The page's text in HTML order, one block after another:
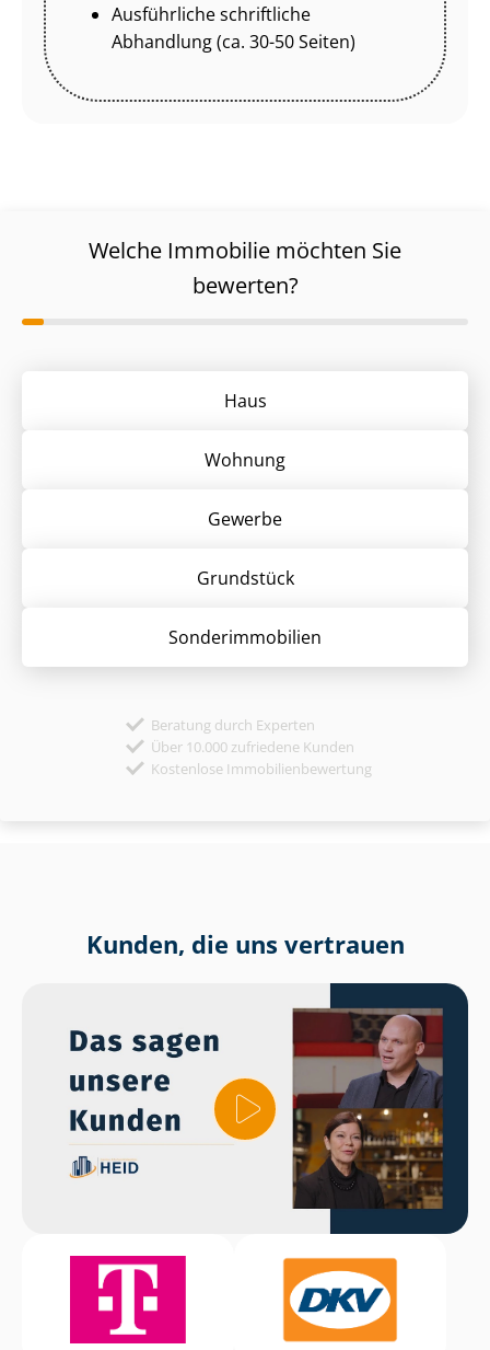
Ausführliche schriftliche
Abhandlung (ca. 30-50 Seiten)
Welche Immobilie möchten Sie
bewerten?
Haus
Wohnung
Gewerbe
Grund­stück
Sonder­immobilien
Beratung durch Experten
Über 10.000 zufriedene Kunden
Kostenlose Immobilienbewertung
Kunden, die uns vertrauen